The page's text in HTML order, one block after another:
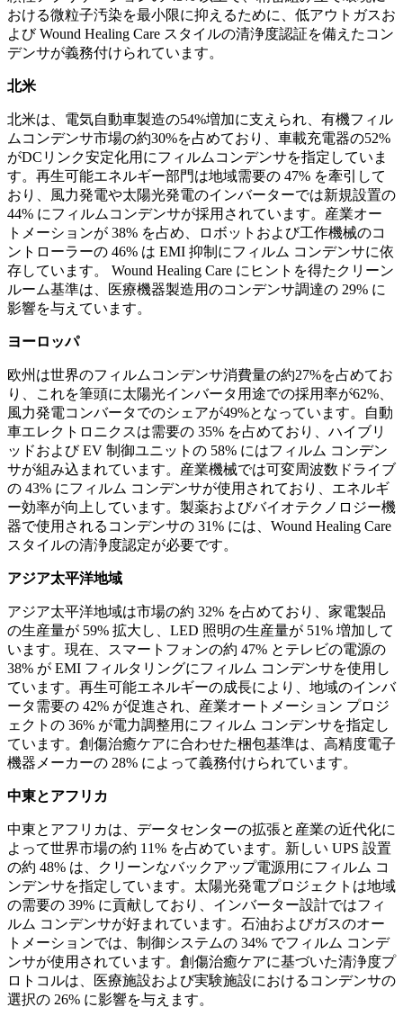
おける微粒子汚染を最小限に抑えるために、低アウトガスお
よび Wound Healing Care スタイルの清浄度認証を備えたコン
デンサが義務付けられています。
北米
北米は、電気自動車製造の54%増加に支えられ、有機フィル
ムコンデンサ市場の約30%を占めており、車載充電器の52%
がDCリンク安定化用にフィルムコンデンサを指定していま
す。再生可能エネルギー部門は地域需要の 47% を牽引して
おり、風力発電や太陽光発電のインバーターでは新規設置の
44% にフィルムコンデンサが採用されています。産業オー
トメーションが 38% を占め、ロボットおよび工作機械のコ
ントローラーの 46% は EMI 抑制にフィルム コンデンサに依
存しています。 Wound Healing Care にヒントを得たクリーン
ルーム基準は、医療機器製造用のコンデンサ調達の 29% に
影響を与えています。
ヨーロッパ
欧州は世界のフィルムコンデンサ消費量の約27%を占めてお
り、これを筆頭に太陽光インバータ用途での採用率が62%、
風力発電コンバータでのシェアが49%となっています。自動
車エレクトロニクスは需要の 35% を占めており、ハイブリ
ッドおよび EV 制御ユニットの 58% にはフィルム コンデン
サが組み込まれています。産業機械では可変周波数ドライブ
の 43% にフィルム コンデンサが使用されており、エネルギ
ー効率が向上しています。製薬およびバイオテクノロジー機
器で使用されるコンデンサの 31% には、Wound Healing Care
スタイルの清浄度認定が必要です。
アジア太平洋地域
アジア太平洋地域は市場の約 32% を占めており、家電製品
の生産量が 59% 拡大し、LED 照明の生産量が 51% 増加して
います。現在、スマートフォンの約 47% とテレビの電源の
38% が EMI フィルタリングにフィルム コンデンサを使用し
ています。再生可能エネルギーの成長により、地域のインバ
ータ需要の 42% が促進され、産業オートメーション プロジ
ェクトの 36% が電力調整用にフィルム コンデンサを指定し
ています。創傷治癒ケアに合わせた梱包基準は、高精度電子
機器メーカーの 28% によって義務付けられています。
中東とアフリカ
中東とアフリカは、データセンターの拡張と産業の近代化に
よって世界市場の約 11% を占めています。新しい UPS 設置
の約 48% は、クリーンなバックアップ電源用にフィルム コ
ンデンサを指定しています。太陽光発電プロジェクトは地域
の需要の 39% に貢献しており、インバーター設計ではフィ
ルム コンデンサが好まれています。石油およびガスのオー
トメーションでは、制御システムの 34% でフィルム コンデ
ンサが使用されています。創傷治癒ケアに基づいた清浄度プ
ロトコルは、医療施設および実験施設におけるコンデンサの
選択の 26% に影響を与えます。